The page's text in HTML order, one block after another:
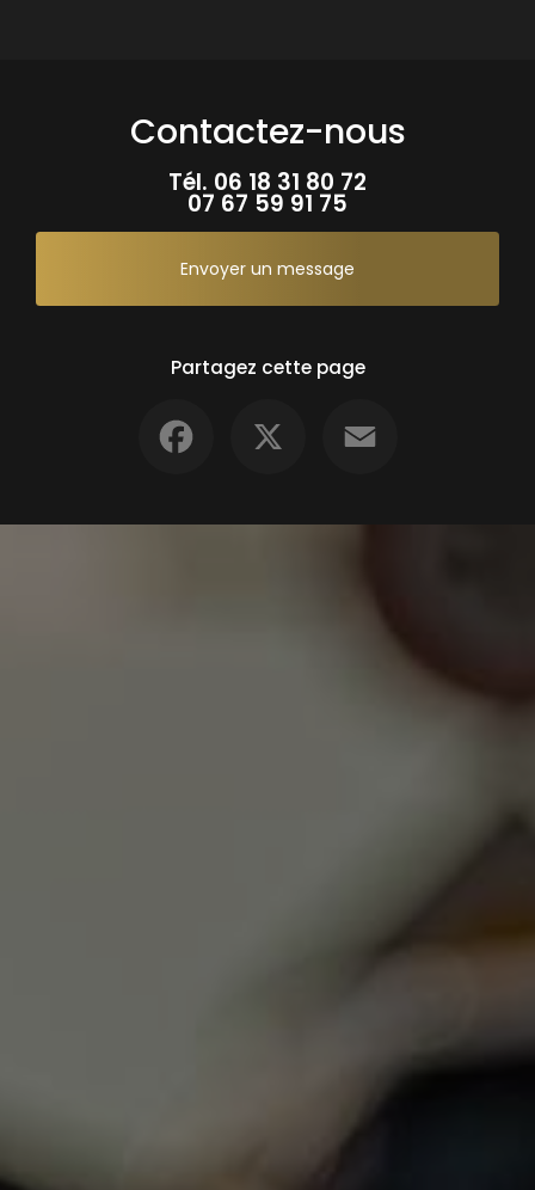
Contactez-nous
Tél. 06 18 31 80 72
07 67 59 91 75
Envoyer un message
Partagez cette page